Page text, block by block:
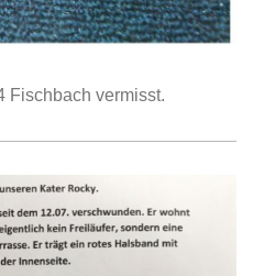
Fischbach vermisst.